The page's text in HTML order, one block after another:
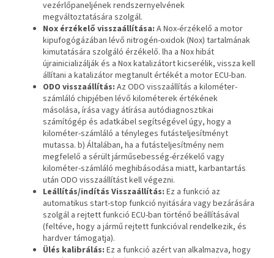
vezérlőpaneljének rendszernyelvének
megváltoztatására szolgál.
Nox érzékelő visszaállítása: A Nox-érzékelő a motor
kipufogógázában lévő nitrogén-oxidok (Nox) tartalmának
kimutatására szolgáló érzékelő. lha a Nox hibát
újrainicializálják és a Nox katalizátort kicserélik, vissza kell
állítani a katalizátor megtanult értékét a motor ECU-ban.
ODO visszaállítás: Az ODO visszaállítás a kilométer-
számláló chipjében lévő kilométerek értékének
másolása, írása vagy átírása autódiagnosztikai
számítógép és adatkábel segítségével úgy, hogy a
kilométer-számláló a tényleges futásteljesítményt
mutassa. b) Általában, ha a futásteljesítmény nem
megfelelő a sérült járműsebesség-érzékelő vagy
kilométer-számláló meghibásodása miatt, karbantartás
után ODO visszaállítást kell végezni.
Leállítás/indítás Visszaállítás: Ez a funkció az
automatikus start-stop funkció nyitására vagy bezárására
szolgál a rejtett funkció ECU-ban történő beállításával
(feltéve, hogy a jármű rejtett funkcióval rendelkezik, és
hardver támogatja).
Ülés kalibrálás: Ez a funkció azért van alkalmazva, hogy